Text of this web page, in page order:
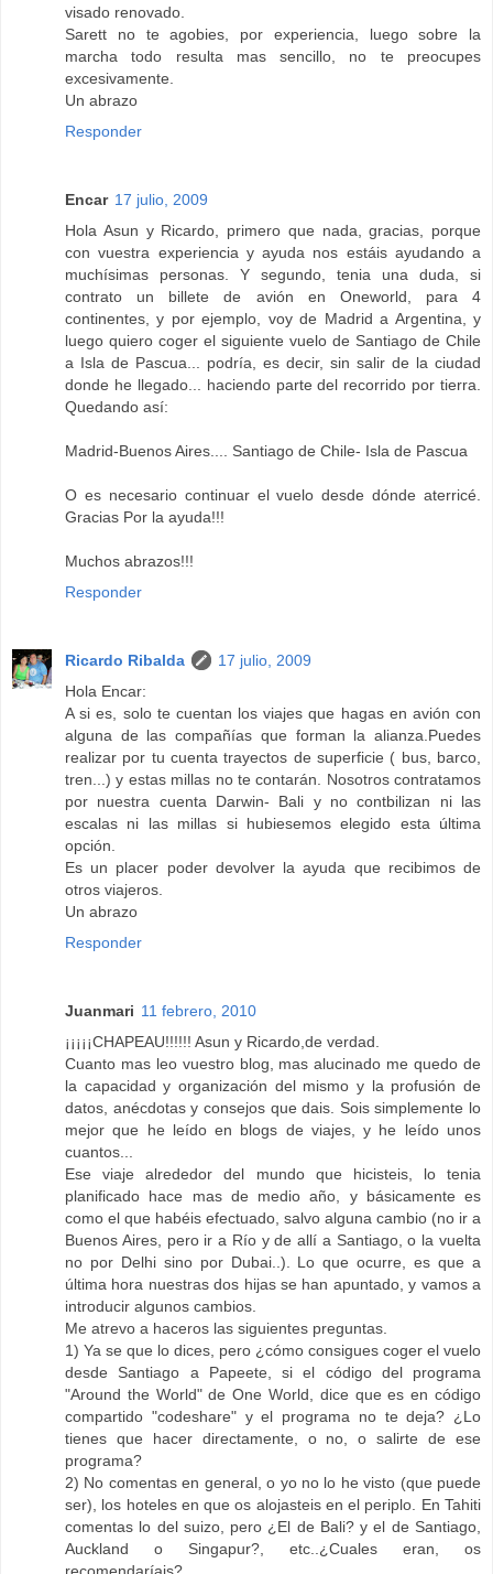
visado renovado.
Sarett no te agobies, por experiencia, luego sobre la
marcha todo resulta mas sencillo, no te preocupes
excesivamente.
Un abrazo
Responder
Encar 17 julio, 2009
Hola Asun y Ricardo, primero que nada, gracias, porque
con vuestra experiencia y ayuda nos estáis ayudando a
muchísimas personas. Y segundo, tenia una duda, si
contrato un billete de avión en Oneworld, para 4
continentes, y por ejemplo, voy de Madrid a Argentina, y
luego quiero coger el siguiente vuelo de Santiago de Chile
a Isla de Pascua... podría, es decir, sin salir de la ciudad
donde he llegado... haciendo parte del recorrido por tierra.
Quedando así:
Madrid-Buenos Aires.... Santiago de Chile- Isla de Pascua
O es necesario continuar el vuelo desde dónde aterricé.
Gracias Por la ayuda!!!
Muchos abrazos!!!
Responder
Ricardo Ribalda
17 julio, 2009
Hola Encar:
A si es, solo te cuentan los viajes que hagas en avión con
alguna de las compañías que forman la alianza.Puedes
realizar por tu cuenta trayectos de superficie ( bus, barco,
tren...) y estas millas no te contarán. Nosotros contratamos
por nuestra cuenta Darwin- Bali y no contbilizan ni las
escalas ni las millas si hubiesemos elegido esta última
opción.
Es un placer poder devolver la ayuda que recibimos de
otros viajeros.
Un abrazo
Responder
Juanmari 11 febrero, 2010
¡¡¡¡¡CHAPEAU!!!!!! Asun y Ricardo,de verdad.
Cuanto mas leo vuestro blog, mas alucinado me quedo de
la capacidad y organización del mismo y la profusión de
datos, anécdotas y consejos que dais. Sois simplemente lo
mejor que he leído en blogs de viajes, y he leído unos
cuantos...
Ese viaje alrededor del mundo que hicisteis, lo tenia
planificado hace mas de medio año, y básicamente es
como el que habéis efectuado, salvo alguna cambio (no ir a
Buenos Aires, pero ir a Río y de allí a Santiago, o la vuelta
no por Delhi sino por Dubai..). Lo que ocurre, es que a
última hora nuestras dos hijas se han apuntado, y vamos a
introducir algunos cambios.
Me atrevo a haceros las siguientes preguntas.
1) Ya se que lo dices, pero ¿cómo consigues coger el vuelo
desde Santiago a Papeete, si el código del programa
"Around the World" de One World, dice que es en código
compartido "codeshare" y el programa no te deja? ¿Lo
tienes que hacer directamente, o no, o salirte de ese
programa?
2) No comentas en general, o yo no lo he visto (que puede
ser), los hoteles en que os alojasteis en el periplo. En Tahiti
comentas lo del suizo, pero ¿El de Bali? y el de Santiago,
Auckland o Singapur?, etc..¿Cuales eran, os